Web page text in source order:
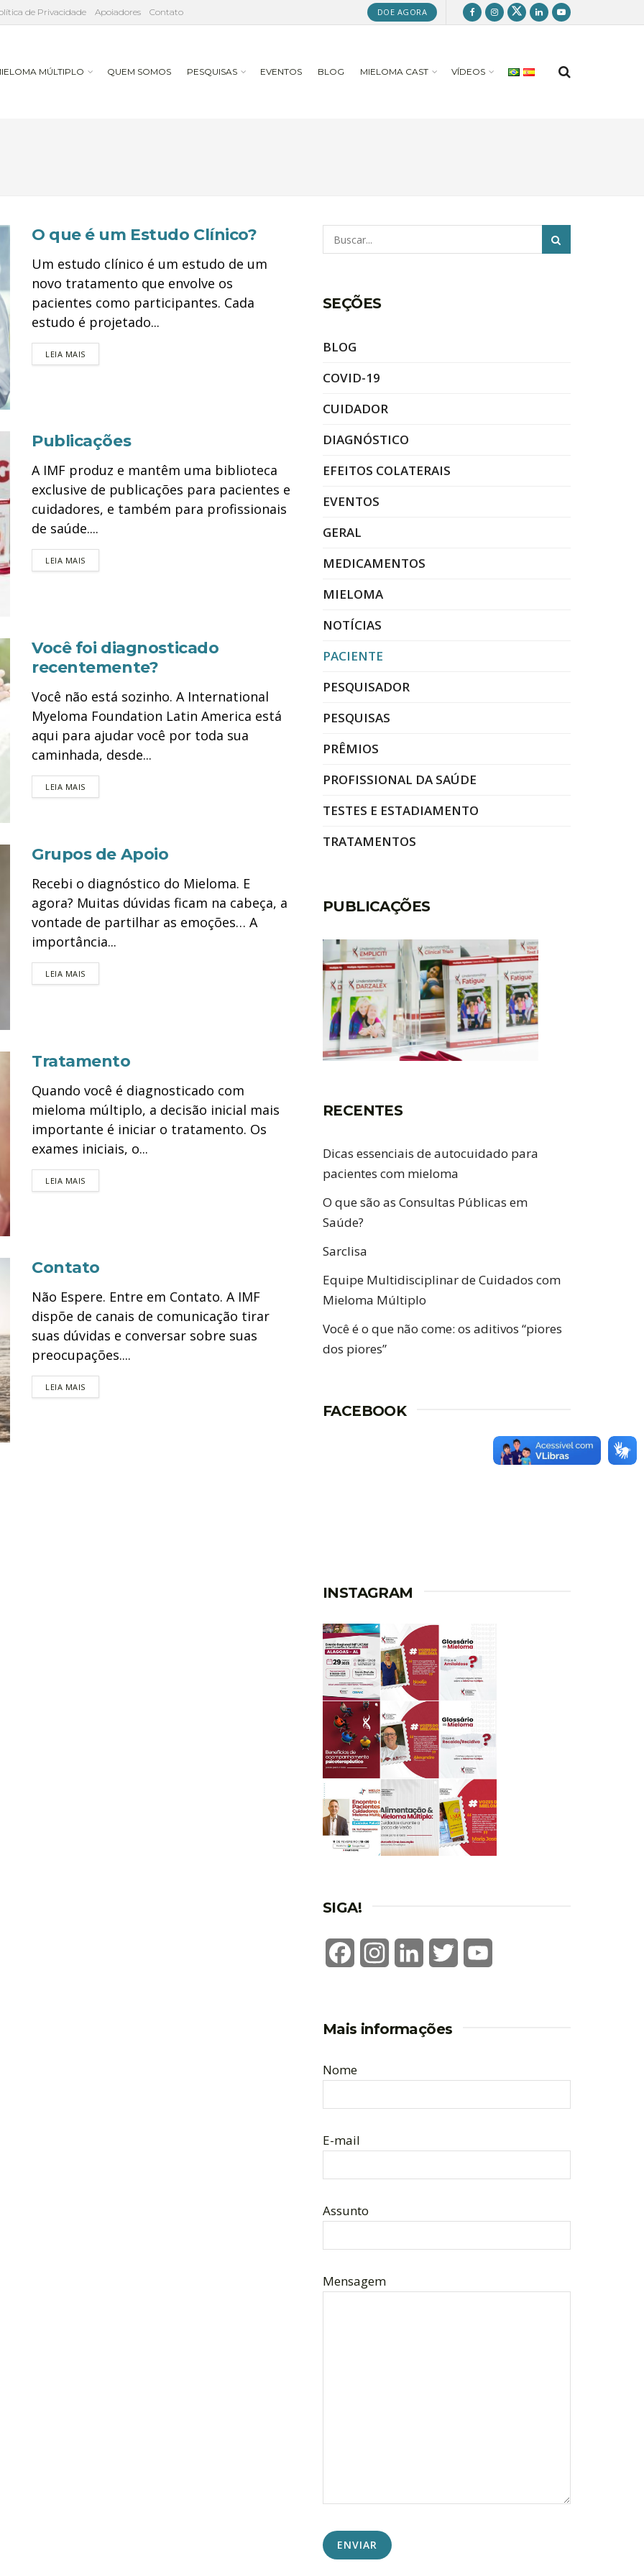
de Privacidade Apoiadores Contato DOE AGORA
MÚLTIPLO QUEM SOMOS PESQUISAS EVENTOS BLOG MIELOMA CAST VÍDEOS
O que é um Estudo Clínico?
Um estudo clínico é um estudo de um
novo tratamento que envolve os
pacientes como participantes. Cada
estudo é projetado...
LEIA MAISDETAILS
Publicações
A IMF produz e mantêm uma biblioteca
exclusive de publicações para pacientes e
cuidadores, e também para profissionais
de saúde....
LEIA MAISDETAILS
Você foi diagnosticado
recentemente?
Você não está sozinho. A International
Myeloma Foundation Latin America está
aqui para ajudar você por toda sua
caminhada, desde...
LEIA MAISDETAILS
Grupos de Apoio
Recebi o diagnóstico do Mieloma. E
agora? Muitas dúvidas ficam na cabeça, a
vontade de partilhar as emoções… A
importância...
LEIA MAISDETAILS
Tratamento
Quando você é diagnosticado com
mieloma múltiplo, a decisão inicial mais
importante é iniciar o tratamento. Os
exames iniciais, o...
LEIA MAISDETAILS
Contato
Não Espere. Entre em Contato. A IMF
dispõe de canais de comunicação tirar
suas dúvidas e conversar sobre suas
preocupações....
LEIA MAISDETAILS
Pesquisar
SEÇÕES
BLOG
COVID-19
CUIDADOR
DIAGNÓSTICO
EFEITOS COLATERAIS
EVENTOS
GERAL
MEDICAMENTOS
MIELOMA
NOTÍCIAS
PACIENTE
PESQUISADOR
PESQUISAS
PRÊMIOS
PROFISSIONAL DA SAÚDE
TESTES E ESTADIAMENTO
TRATAMENTOS
PUBLICAÇÕES
RECENTES
Dicas essenciais de autocuidado para
pacientes com mieloma
O que são as Consultas Públicas em
Saúde?
Sarclisa
Equipe Multidisciplinar de Cuidados com
Mieloma Múltiplo
Você é o que não come: os aditivos “piores
dos piores”
FACEBOOK
INSTAGRAM
SIGA!
FacebookInstagramLinkedInTwitter
Mais informações
Nome
E-mail
Assunto
Mensagem